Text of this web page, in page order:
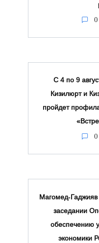
0
С 4 по 9
Кизилюрт и
пройдет
0
заседании
обеспечению
экономики